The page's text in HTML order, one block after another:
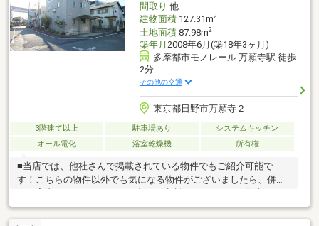
間取り 他
建物面積127.31m2
土地面積87.98m2
築年月 2008年6月(築18年3ヶ月)
多摩都市モノレール 万願寺駅 徒歩
2分
その他の交通
東京都日野市万願寺２
3階建て以上 駐車場あり
システムキッチン
オール電化
浴室乾燥機 所有権
■当店では、他社さんで掲載されている物件でもご紹介可能で
す！こちらの物件以外でも気になる物件がございましたら、併せ
ンのご案内もお任せ下さい。専属スタッフによりネット銀行等も
含めた数ある金融機関の中からお客様にとってベストなプランを